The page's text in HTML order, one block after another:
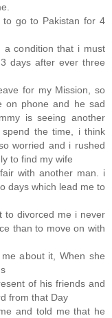
go to Pakistan for 4
condition that i must
days after ever three
for my Mission, so
on phone and he sad
is seeing another
the time, i think
worried and i rushed
to find my wife
with another man. i
days which lead me to
to divorced me i never
than to move on with
about it, When she
of his friends and
from that Day
and told me that he